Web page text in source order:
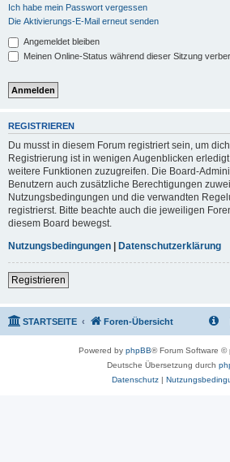
Ich habe mein Passwort vergessen
Die Aktivierungs-E-Mail erneut senden
Angemeldet bleiben
Meinen Online-Status während dieser Sitzung
REGISTRIEREN
Du musst in diesem Forum registriert sein, um
Registrierung ist in wenigen Augenblicken
weitere Funktionen zuzugreifen. Die Board-
Benutzern auch zusätzliche Berechtigungen
Nutzungsbedingungen und die verwandten
registrierst. Bitte beachte auch die jeweiligen
diesem Board bewegst.
Nutzungsbedingungen | Datenschutzerklärung
Registrieren
STARTSEITE Foren-Übersicht
Powered by phpBB® Forum Software ©
Deutsche Übersetzung durch
Datenschutz|